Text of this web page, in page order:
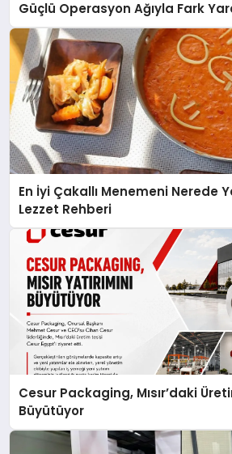
Güçlü Operasyon Ağıyla Fark
En İyi Çakallı Menemeni Nerede
Lezzet Rehberi
Cesur Packaging, Mısır’daki
Büyütüyor